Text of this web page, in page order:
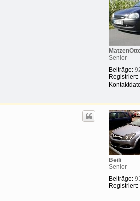
Senior
Beiträge:
Registriert:
Beili
Senior
Beiträge:
Registriert: